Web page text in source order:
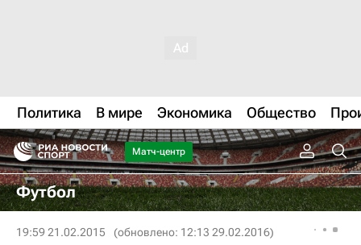
Политика В мире Экономика Общество
Матч-центр
Футбол
19:59 21.02.2015 (обновлено: 12:13 29.02.2016)